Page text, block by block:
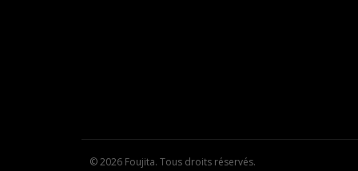
© 2026 Foujita. Tous droits réservés.